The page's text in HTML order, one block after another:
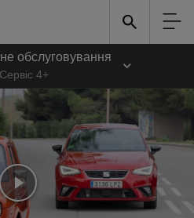
обслуговування
4+